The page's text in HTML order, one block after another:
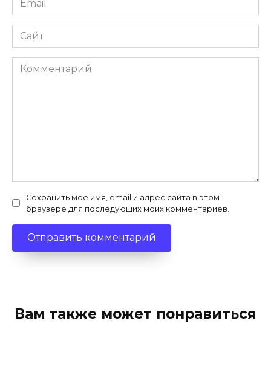
*
Сайт
Комментарий
Сохранить моё имя, email и адрес сайта в этом
браузере для последующих моих комментариев.
Вам также может понравиться